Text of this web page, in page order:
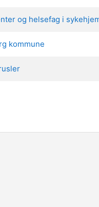
og helsefag i
kommune